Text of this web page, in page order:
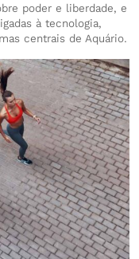
poder e liberdade, e
à tecnologia,
centrais de Aquário.